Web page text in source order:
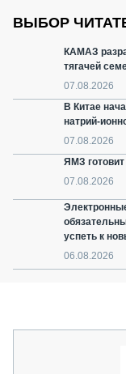
ВЫБОР
КАМАЗ
тягачей
07.08.2026
В Китае
натрий-
07.08.2026
ЯМЗ
07.08.2026
успеть к
06.08.2026